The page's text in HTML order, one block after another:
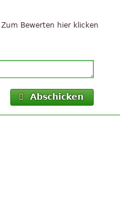
Zum Bewerten hier klicken
Abschicken